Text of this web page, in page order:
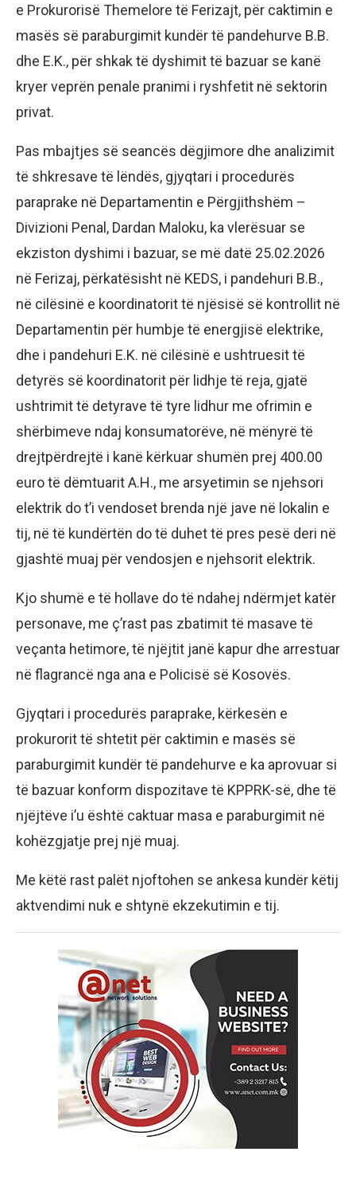
e Prokurorisë Themelore të Ferizajt, për caktimin e
masës së paraburgimit kundër të pandehurve B.B.
dhe E.K., për shkak të dyshimit të bazuar se kanë
kryer veprën penale pranimi i ryshfetit në sektorin
privat.
Pas mbajtjes së seancës dëgjimore dhe analizimit
të shkresave të lëndës, gjyqtari i procedurës
paraprake në Departamentin e Përgjithshëm –
Divizioni Penal, Dardan Maloku, ka vlerësuar se
ekziston dyshimi i bazuar, se më datë 25.02.2026
në Ferizaj, përkatësisht në KEDS, i pandehuri B.B.,
në cilësinë e koordinatorit të njësisë së kontrollit në
Departamentin për humbje të energjisë elektrike,
dhe i pandehuri E.K. në cilësinë e ushtruesit të
detyrës së koordinatorit për lidhje të reja, gjatë
ushtrimit të detyrave të tyre lidhur me ofrimin e
shërbimeve ndaj konsumatorëve, në mënyrë të
drejtpërdrejtë i kanë kërkuar shumën prej 400.00
euro të dëmtuarit A.H., me arsyetimin se njehsori
elektrik do t’i vendoset brenda një jave në lokalin e
tij, në të kundërtën do të duhet të pres pesë deri në
gjashtë muaj për vendosjen e njehsorit elektrik.
Kjo shumë e të hollave do të ndahej ndërmjet katër
personave, me ç’rast pas zbatimit të masave të
veçanta hetimore, të njëjtit janë kapur dhe arrestuar
në flagrancë nga ana e Policisë së Kosovës.
Gjyqtari i procedurës paraprake, kërkesën e
prokurorit të shtetit për caktimin e masës së
paraburgimit kundër të pandehurve e ka aprovuar si
të bazuar konform dispozitave të KPPRK-së, dhe të
njëjtëve i’u është caktuar masa e paraburgimit në
kohëzgjatje prej një muaj.
Me këtë rast palët njoftohen se ankesa kundër këtij
aktvendimi nuk e shtynë ekzekutimin e tij.